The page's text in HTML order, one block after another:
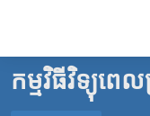
គេហទំព័រ​
ទាក់ទង
កម្ពុជា
កម្មវិធីវិទ្យុពេ